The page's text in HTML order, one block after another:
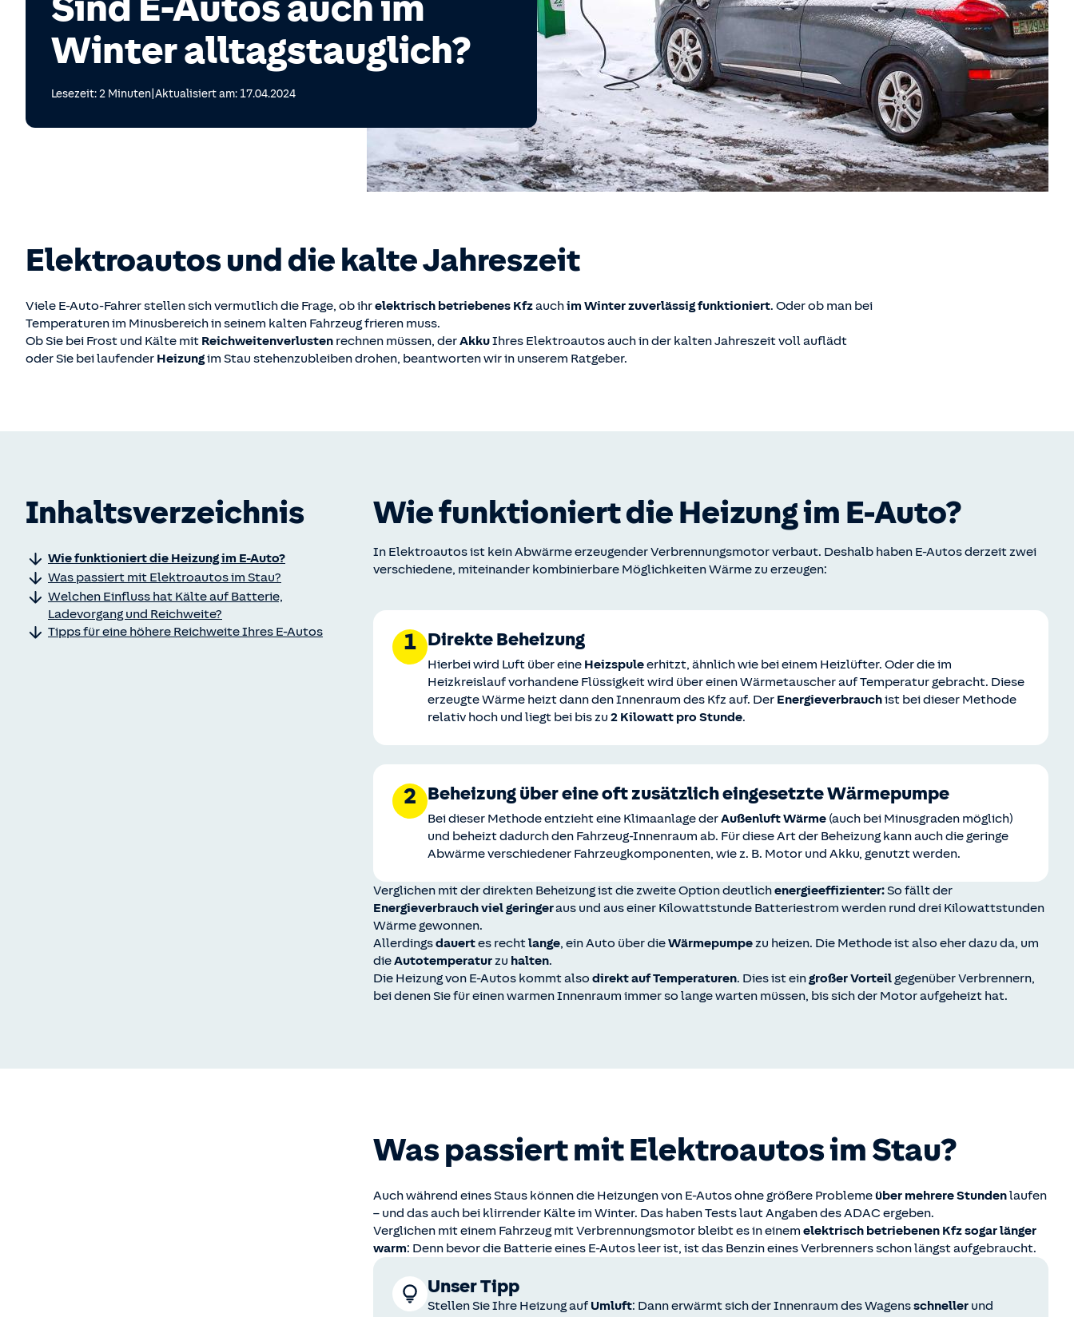
Winter alltagstauglich?
Lesezeit: 2 Minuten|Aktualisiert am: 17.04.2024
Elektroautos und die kalte Jahreszeit
Viele E-Auto-Fahrer stellen sich vermutlich die Frage, ob ihrelektrisch betriebenes Kfzauchim Winter zuverlässig funktioniert. Oder ob man bei
Temperaturen im Minusbereich in seinem kalten Fahrzeug frieren muss.
Ob Sie bei Frost und Kälte mit Reichweitenverlusten rechnen müssen, derAkkuIhres Elektroautos auch in der kalten Jahreszeit voll auflädt
oder Sie bei laufender Heizungim Stau stehenzubleiben drohen, beantworten wir in unserem Ratgeber.
Inhaltsverzeichnis
Wie funktioniert die Heizung im E-Auto?
Was passiert mit Elektroautos im Stau?
Welchen Einfluss hat Kälte auf Batterie,
Ladevorgang und Reichweite?
Tipps für eine höhere Reichweite Ihres E-Autos
Wie funktioniert die Heizung im E-Auto?
In Elektroautos ist kein Abwärme erzeugender Verbrennungsmotor verbaut. Deshalb haben E-Autos derzeit zwei
verschiedene, miteinander kombinierbare Möglichkeiten Wärme zu erzeugen:
1 Direkte Beheizung
Hierbei wird Luft über eine Heizspuleerhitzt, ähnlich wie bei einem Heizlüfter. Oder die im
Heizkreislauf vorhandene Flüssigkeit wird über einen Wärmetauscher auf Temperatur gebracht. Diese
erzeugte Wärme heizt dann den Innenraum des Kfz auf. Der Energieverbrauchist bei dieser Methode
relativ hoch und liegt bei bis zu 2 Kilowatt pro Stunde.
2 Beheizung über eine oft zusätzlich eingesetzte Wärmepumpe
Bei dieser Methode entzieht eine Klimaanlage derAußenluft Wärme(auch bei Minusgraden möglich)
und beheizt dadurch den Fahrzeug-Innenraum ab. Für diese Art der Beheizung kann auch die geringe
Abwärme verschiedener Fahrzeugkomponenten, wie z. B. Motor und Akku, genutzt werden.
Verglichen mit der direkten Beheizung ist die zweite Option deutlichenergieeffizienter:So fällt der
Energieverbrauch viel geringeraus und aus einer Kilowattstunde Batteriestrom werden rund drei Kilowattstunden
Wärme gewonnen.
Allerdingsdauertes rechtlange, ein Auto über dieWärmepumpezu heizen. Die Methode ist also eher dazu da, um
dieAutotemperaturzu halten.
Die Heizung von E-Autos kommt also direkt auf Temperaturen. Dies ist eingroßer Vorteilgegenüber Verbrennern,
bei denen Sie für einen warmen Innenraum immer so lange warten müssen, bis sich der Motor aufgeheizt hat.
Was passiert mit Elektroautos im Stau?
Auch während eines Staus können die Heizungen von E-Autos ohne größere Problemeüber mehrere Stundenlaufen
– und das auch bei klirrender Kälte im Winter. Das haben Tests laut Angaben des ADAC ergeben.
Verglichen mit einem Fahrzeug mit Verbrennungsmotor bleibt es in einem elektrisch betriebenen Kfz sogar länger
warm: Denn bevor die Batterie eines E-Autos leer ist, ist das Benzin eines Verbrenners schon längst aufgebraucht.
Unser Tipp
Stellen Sie Ihre Heizung auf Umluft: Dann erwärmt sich der Innenraum des Wagensschneller und